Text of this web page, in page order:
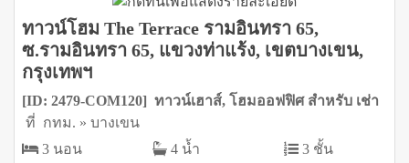
ทาวน์โฮม The Terrace รามอินทรา 65,
ซ.รามอินทรา 65, แขวงท่าแร้ง, เขตบางเขน,
กรุงเทพฯ
[ID: 2479-COM120] ทาวน์เฮาส์, โฮมออฟฟิศ สำหรับ เช่า
ที่ กทม. » บางเขน
3 นอน
4 น้ำ
3 ชั้น